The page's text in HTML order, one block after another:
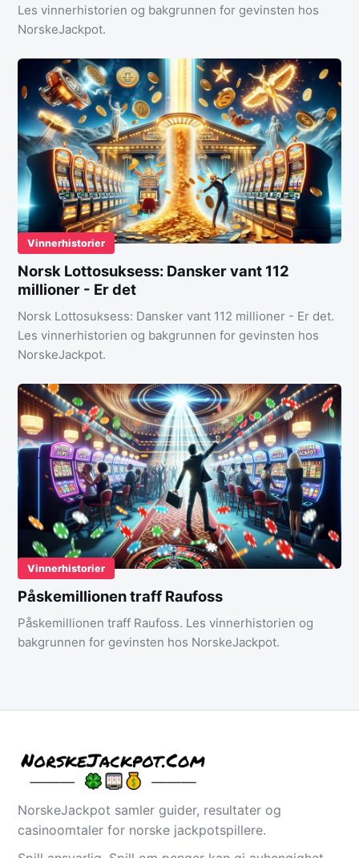
Les vinnerhistorien og bakgrunnen for gevinsten hos
NorskeJackpot.
Vinnerhistorier
Norsk Lottosuksess: Dansker vant 112
millioner - Er det
Norsk Lottosuksess: Dansker vant 112 millioner - Er det.
Les vinnerhistorien og bakgrunnen for gevinsten hos
NorskeJackpot.
Vinnerhistorier
Påskemillionen traff Raufoss
Påskemillionen traff Raufoss. Les vinnerhistorien og
bakgrunnen for gevinsten hos NorskeJackpot.
NorskeJackpot samler guider, resultater og
casinoomtaler for norske jackpotspillere.